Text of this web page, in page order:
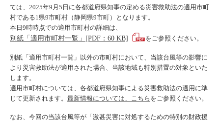
ては、2025年9月5日に各都道府県知事の定める災害救助法の適用市町
村である1県9市町村（静岡県9市町）となります。
本日9時時点での適用市町村の詳細は、
別紙「適用市町村一覧」[PDF：60 KB]
をご参照ください。
別紙「適用市町村一覧」以外の市町村において、当該台風等の影響に
より災害救助法が適用された場合、当該地域も特別措置の対象といた
します。
適用市町村については、各都道府県知事による災害救助法の適用に準
じて更新されます。 最新情報については、こちら をご参照ください。
なお、今回の当該台風等が「激甚災害に対処するための特別の財政援